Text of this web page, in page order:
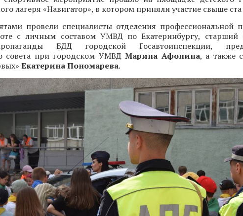
лагеря «Навигатор», в котором приняли участие свыше ста
провели специалисты отделения профессиональной
с личным составом УМВД по Екатеринбургу, старший
БДД городской Госавтоинспекции,
совета при городском УМВДМарина Афонина, а также
Екатерина Пономарева.